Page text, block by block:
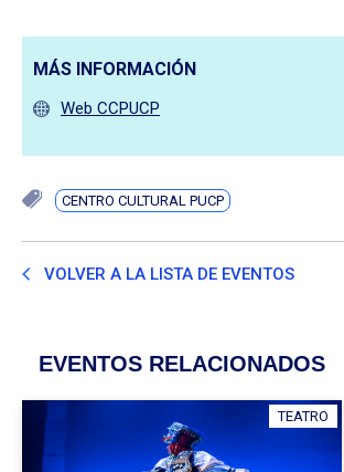
MÁS INFORMACIÓN
Web CCPUCP
CENTRO CULTURAL PUCP
VOLVER A LA LISTA DE EVENTOS
EVENTOS RELACIONADOS
TEATRO